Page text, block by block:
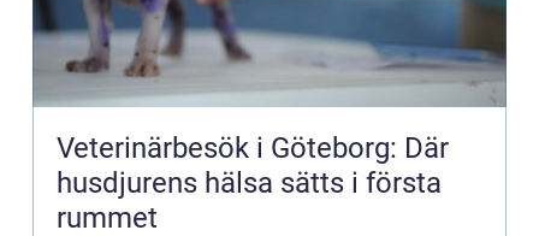
Veterinärbesök i Göteborg: Där
husdjurens hälsa sätts i första
rummet